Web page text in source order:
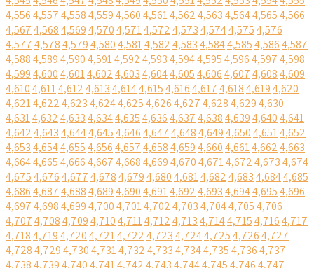
4,5564,5574,5584,5594,5604,5614,5624,5634,5644,5654,566
4,5674,5684,5694,5704,5714,5724,5734,5744,5754,576
4,5774,5784,5794,5804,5814,5824,5834,5844,5854,5864,587
4,5884,5894,5904,5914,5924,5934,5944,5954,5964,5974,598
4,5994,6004,6014,6024,6034,6044,6054,6064,6074,6084,609
4,6104,6114,6124,6134,6144,6154,6164,6174,6184,6194,620
4,6214,6224,6234,6244,6254,6264,6274,6284,6294,630
4,6314,6324,6334,6344,6354,6364,6374,6384,6394,6404,641
4,6424,6434,6444,6454,6464,6474,6484,6494,6504,6514,652
4,6534,6544,6554,6564,6574,6584,6594,6604,6614,6624,663
4,6644,6654,6664,6674,6684,6694,6704,6714,6724,6734,674
4,6754,6764,6774,6784,6794,6804,6814,6824,6834,6844,685
4,6864,6874,6884,6894,6904,6914,6924,6934,6944,6954,696
4,6974,6984,6994,7004,7014,7024,7034,7044,7054,706
4,7074,7084,7094,7104,7114,7124,7134,7144,7154,7164,717
4,7184,7194,7204,7214,7224,7234,7244,7254,7264,727
4,7284,7294,7304,7314,7324,7334,7344,7354,7364,737